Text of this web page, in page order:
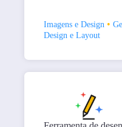
Imagens e Design •
Design e Layout